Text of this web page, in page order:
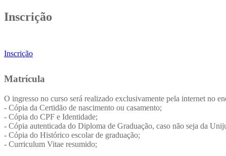
Inscrição
Inscrição
Matrícula
O ingresso no curso será realizado exclusivamente pela internet no
- Cópia da Certidão de nascimento ou casamento;
- Cópia do CPF e Identidade;
- Cópia autenticada do Diploma de Graduação, caso não seja da
- Cópia do Histórico escolar de graduação;
- Curriculum Vitae resumido;